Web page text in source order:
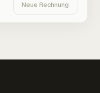
Neue Rechnung